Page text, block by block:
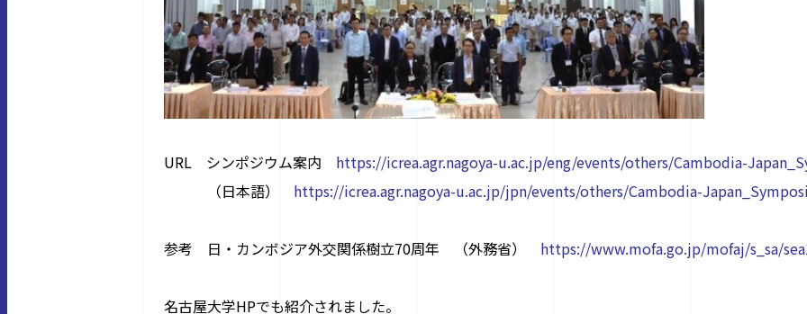
URL シンポジウム案内 https://icrea.agr.nagoya-u.ac.jp/eng/events/others/Cambodia-
（日本語） https://icrea.agr.nagoya-u.ac.jp/jpn/events/others/Cambodia-
参考 日・カンボジア外交関係樹立70周年 （外務省） https://www.mofa.go.jp/mofaj/s_sa/
名古屋大学HPでも紹介されました。